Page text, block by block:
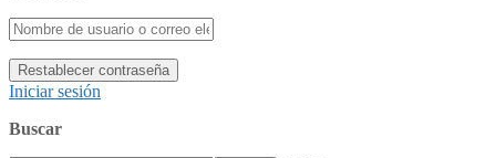
Iniciar sesión
Buscar